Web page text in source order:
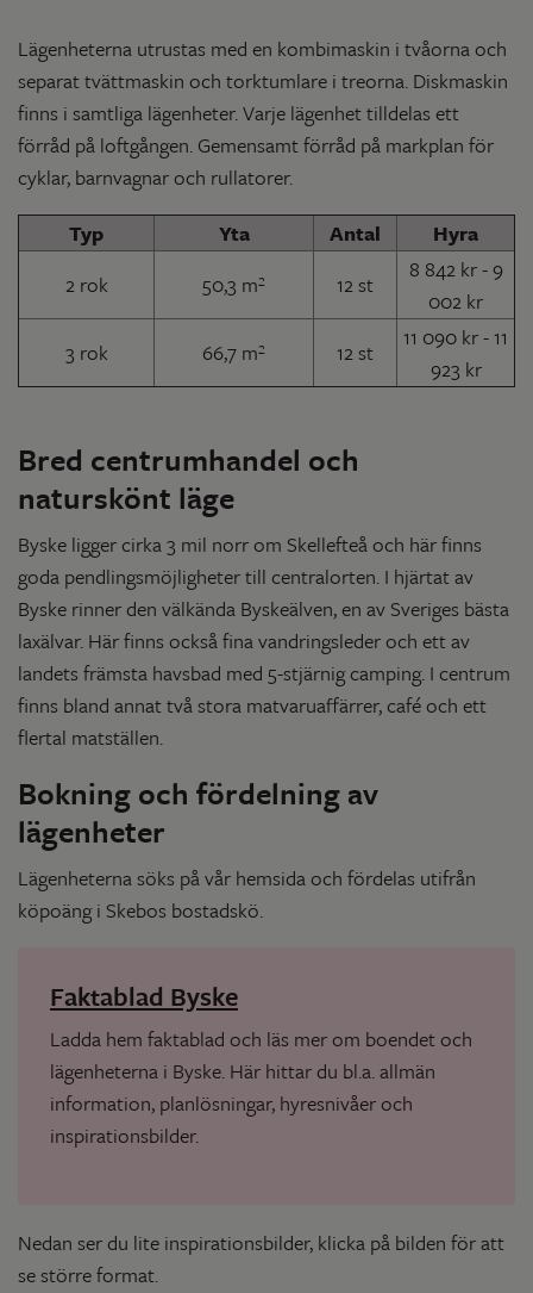
Lägenheterna utrustas med en kombimaskin i tvåorna och
separat tvättmaskin och torktumlare i treorna. Diskmaskin
finns i samtliga lägenheter. Varje lägenhet tilldelas ett
förråd på loftgången. Gemensamt förråd på markplan för
cyklar, barnvagnar och rullatorer.
Typ
Yta Antal
Hyra
2 rok
50,3 m² 12 st
8 842 kr - 9
002 kr
3 rok
66,7 m² 12 st
11 090 kr - 11
923 kr
Bred centrumhandel och
naturskönt läge
Byske ligger cirka 3 mil norr om Skellefteå och här finns
goda pendlingsmöjligheter till centralorten. I hjärtat av
Byske rinner den välkända Byskeälven, en av Sveriges bästa
laxälvar. Här finns också fina vandringsleder och ett av
landets främsta havsbad med 5-stjärnig camping. I centrum
finns bland annat två stora matvaruaffärrer, café och ett
flertal matställen.
Bokning och fördelning av
lägenheter
Lägenheterna söks på vår hemsida och fördelas utifrån
köpoäng i Skebos bostadskö.
Faktablad Byske
Ladda hem faktablad och läs mer om boendet och
lägenheterna i Byske. Här hittar du bl.a. allmän
information, planlösningar, hyresnivåer och
inspirationsbilder.
Nedan ser du lite inspirationsbilder, klicka på bilden för att
se större format.